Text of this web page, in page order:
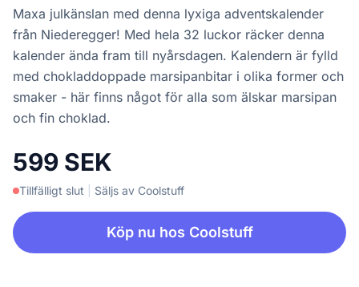
Maxa julkänslan med denna lyxiga adventskalender
från Niederegger! Med hela 32 luckor räcker denna
kalender ända fram till nyårsdagen. Kalendern är fylld
med chokladdoppade marsipanbitar i olika former och
smaker - här finns något för alla som älskar marsipan
och fin choklad.
599 SEK
Tillfälligt slut Säljs av Coolstuff
Köp nu hos Coolstuff